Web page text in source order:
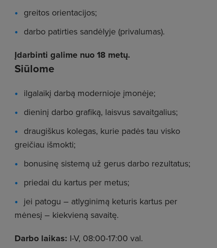
Siūlome
ilgalaikį darbą modernioje įmonėje;
dieninį darbo grafiką, laisvus savaitgalius;
draugiškus kolegas, kurie padės tau visko
greičiau išmokti;
bonusinę sistemą už gerus darbo rezultatus;
priedai du kartus per metus;
jei patogu – atlyginimą keturis kartus per
mėnesį – kiekvieną savaitę.
Darbo laikas: I-V, 08:00-17:00 val.
greitos orientacijos;
darbo patirties sandėlyje (privalumas).
Įdarbinti galime nuo 18 metų.